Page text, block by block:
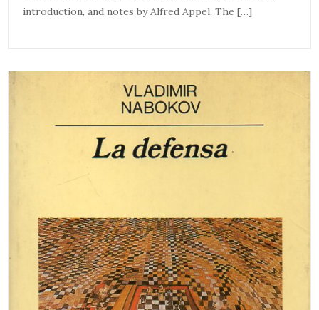
introduction, and notes by Alfred Appel. The […]